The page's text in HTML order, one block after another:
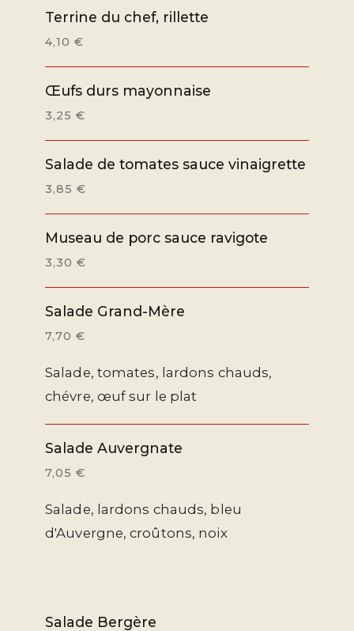
Terrine du chef, rillette
4,10 €
Œufs durs mayonnaise
3,25 €
Salade de tomates sauce vinaigrette
3,85 €
Museau de porc sauce ravigote
3,30 €
Salade Grand-Mère
7,70 €
Salade, tomates, lardons chauds,
chévre, œuf sur le plat
Salade Auvergnate
7,05 €
Salade, lardons chauds, bleu
d'Auvergne, croûtons, noix
Salade Bergère